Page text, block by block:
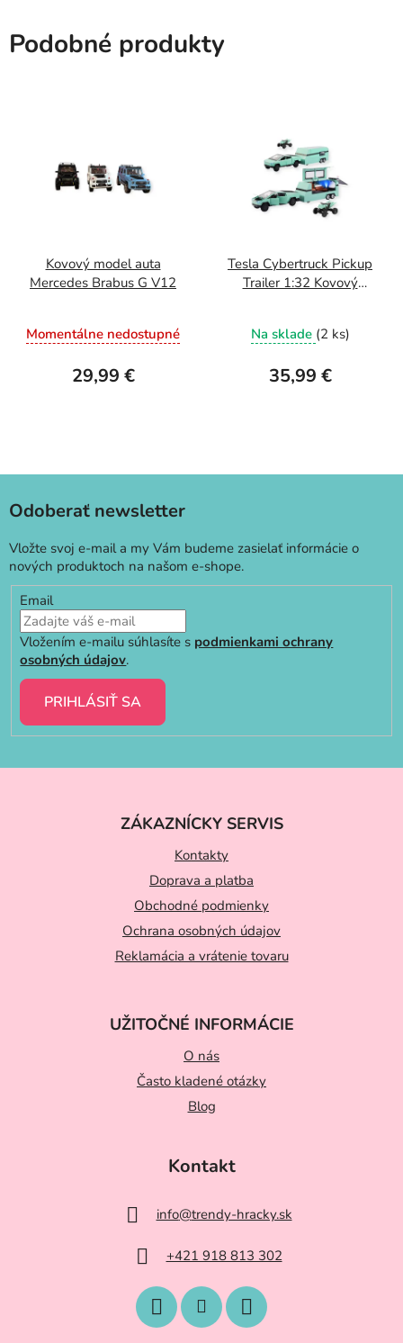
Podobné produkty
Kovový model auta
Mercedes Brabus G V12
Momentálne nedostupné
29,99 €
Tesla Cybertruck Pickup
Trailer 1:32 Kovový
Na sklade (2 ks)
35,99 €
Odoberať newsletter
Vložte svoj e-mail a my Vám budeme zasielať informácie o
nových produktoch na našom e-shope.
Email
Vložením e-mailu súhlasíte s podmienkami ochrany
osobných údajov.
PRIHLÁSIŤ SA
ZÁKAZNÍCKY SERVIS
Kontakty
Doprava a platba
Obchodné podmienky
Ochrana osobných údajov
Reklamácia a vrátenie tovaru
UŽITOČNÉ INFORMÁCIE
O nás
Často kladené otázky
Blog
Kontakt
info@trendy-hracky.sk
+421 918 813 302